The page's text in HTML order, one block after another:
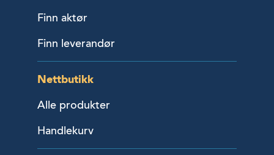
Finn aktør
Finn leverandør
Nettbutikk
Alle produkter
Handlekurv